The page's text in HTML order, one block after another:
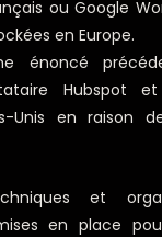
ou Google
en Europe.
énoncé
Hubspot
Unis en raison
et
en place